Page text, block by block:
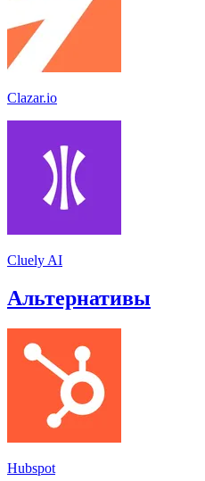
Clazar.io
Cluely AI
Альтернативы
Hubspot